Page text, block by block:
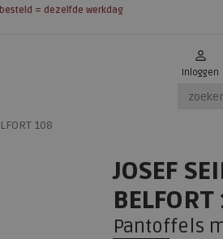
= dezelfde werkdag
Inloggen
108
JOSEF
Pantoffels